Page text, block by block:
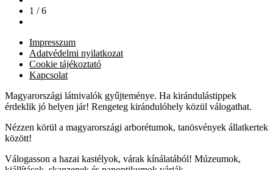
1 / 6
Impresszum
Adatvédelmi nyilatkozat
Cookie tájékoztató
Kapcsolat
Magyarországi látnivalók gyűjteménye. Ha kirándulástippek
érdeklik jó helyen jár! Rengeteg kirándulóhely közül válogathat.
Nézzen körül a magyarországi arborétumok, tanösvények állatkertek
között!
Válogasson a hazai kastélyok, várak kínálatából! Múzeumok,